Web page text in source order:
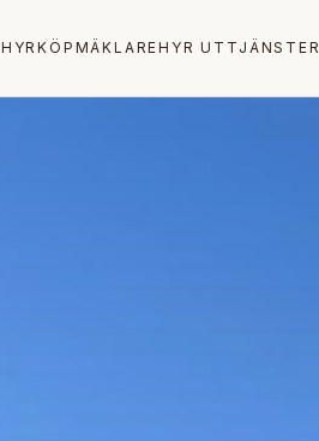
HYRKÖP MÄKLAREHYR UT TJÄNSTER